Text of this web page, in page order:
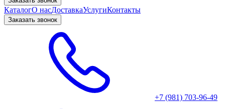
КаталогО насДоставкаУслугиКонтакты
Заказать звонок
+7 (981) 703-96-49